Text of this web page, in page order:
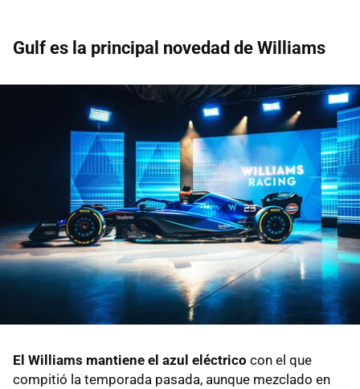
Gulf es la principal novedad de Williams
El Williams mantiene el azul eléctrico con el que
compitió la temporada pasada, aunque mezclado en